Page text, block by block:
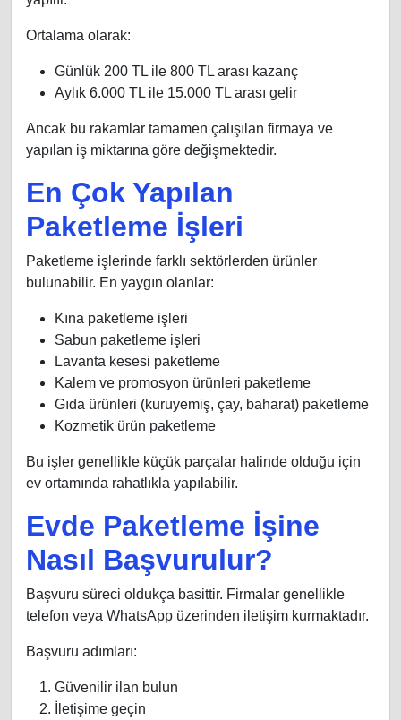
Ortalama olarak:
Günlük 200 TL ile 800 TL arası kazanç
Aylık 6.000 TL ile 15.000 TL arası gelir
Ancak bu rakamlar tamamen çalışılan firmaya ve
yapılan iş miktarına göre değişmektedir.
En Çok Yapılan
Paketleme İşleri
Paketleme işlerinde farklı sektörlerden ürünler
bulunabilir. En yaygın olanlar:
Kına paketleme işleri
Sabun paketleme işleri
Lavanta kesesi paketleme
Kalem ve promosyon ürünleri paketleme
Gıda ürünleri (kuruyemiş, çay, baharat) paketleme
Kozmetik ürün paketleme
Bu işler genellikle küçük parçalar halinde olduğu için
ev ortamında rahatlıkla yapılabilir.
Evde Paketleme İşine
Nasıl Başvurulur?
Başvuru süreci oldukça basittir. Firmalar genellikle
telefon veya WhatsApp üzerinden iletişim kurmaktadır.
Başvuru adımları:
Güvenilir ilan bulun
İletişime geçin